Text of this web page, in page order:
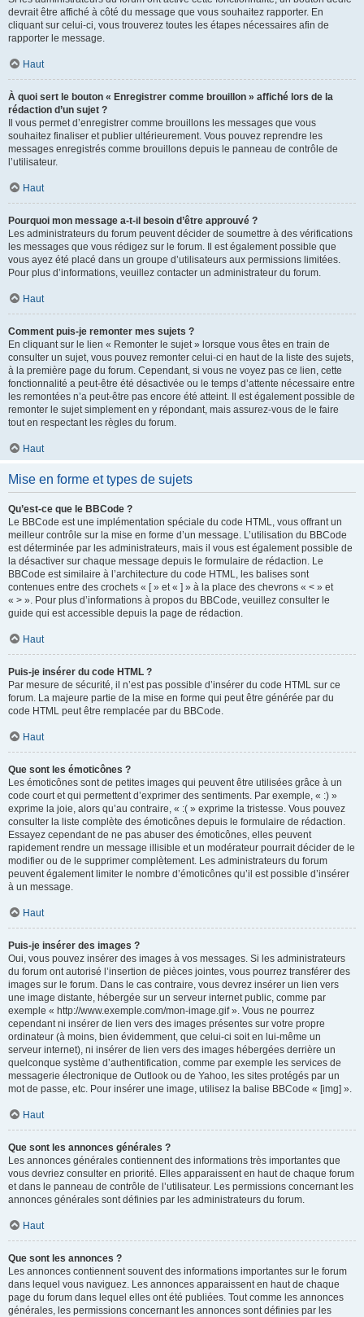
devrait être affiché à côté du message que vous souhaitez rapporter. En
cliquant sur celui-ci, vous trouverez toutes les étapes nécessaires afin de
rapporter le message.
Haut
À quoi sert le bouton « Enregistrer comme brouillon » affiché lors de la
rédaction d’un sujet ?
Il vous permet d’enregistrer comme brouillons les messages que vous
souhaitez finaliser et publier ultérieurement. Vous pouvez reprendre les
messages enregistrés comme brouillons depuis le panneau de contrôle de
l’utilisateur.
Haut
Pourquoi mon message a-t-il besoin d’être approuvé ?
Les administrateurs du forum peuvent décider de soumettre à des vérifications
les messages que vous rédigez sur le forum. Il est également possible que
vous ayez été placé dans un groupe d’utilisateurs aux permissions limitées.
Pour plus d’informations, veuillez contacter un administrateur du forum.
Haut
Comment puis-je remonter mes sujets ?
En cliquant sur le lien « Remonter le sujet » lorsque vous êtes en train de
consulter un sujet, vous pouvez remonter celui-ci en haut de la liste des sujets,
à la première page du forum. Cependant, si vous ne voyez pas ce lien, cette
fonctionnalité a peut-être été désactivée ou le temps d’attente nécessaire entre
les remontées n’a peut-être pas encore été atteint. Il est également possible de
remonter le sujet simplement en y répondant, mais assurez-vous de le faire
tout en respectant les règles du forum.
Haut
Mise en forme et types de sujets
Qu’est-ce que le BBCode ?
Le BBCode est une implémentation spéciale du code HTML, vous offrant un
meilleur contrôle sur la mise en forme d’un message. L’utilisation du BBCode
est déterminée par les administrateurs, mais il vous est également possible de
la désactiver sur chaque message depuis le formulaire de rédaction. Le
BBCode est similaire à l’architecture du code HTML, les balises sont
contenues entre des crochets « [ » et « ] » à la place des chevrons « < » et
« > ». Pour plus d’informations à propos du BBCode, veuillez consulter le
guide qui est accessible depuis la page de rédaction.
Haut
Puis-je insérer du code HTML ?
Par mesure de sécurité, il n’est pas possible d’insérer du code HTML sur ce
forum. La majeure partie de la mise en forme qui peut être générée par du
code HTML peut être remplacée par du BBCode.
Haut
Que sont les émoticônes ?
Les émoticônes sont de petites images qui peuvent être utilisées grâce à un
code court et qui permettent d’exprimer des sentiments. Par exemple, « :) »
exprime la joie, alors qu’au contraire, « :( » exprime la tristesse. Vous pouvez
consulter la liste complète des émoticônes depuis le formulaire de rédaction.
Essayez cependant de ne pas abuser des émoticônes, elles peuvent
rapidement rendre un message illisible et un modérateur pourrait décider de le
modifier ou de le supprimer complètement. Les administrateurs du forum
peuvent également limiter le nombre d’émoticônes qu’il est possible d’insérer
à un message.
Haut
Puis-je insérer des images ?
Oui, vous pouvez insérer des images à vos messages. Si les administrateurs
du forum ont autorisé l’insertion de pièces jointes, vous pourrez transférer des
images sur le forum. Dans le cas contraire, vous devrez insérer un lien vers
une image distante, hébergée sur un serveur internet public, comme par
exemple « http://www.exemple.com/mon-image.gif ». Vous ne pourrez
cependant ni insérer de lien vers des images présentes sur votre propre
ordinateur (à moins, bien évidemment, que celui-ci soit en lui-même un
serveur internet), ni insérer de lien vers des images hébergées derrière un
quelconque système d’authentification, comme par exemple les services de
messagerie électronique de Outlook ou de Yahoo, les sites protégés par un
mot de passe, etc. Pour insérer une image, utilisez la balise BBCode « [img] ».
Haut
Que sont les annonces générales ?
Les annonces générales contiennent des informations très importantes que
vous devriez consulter en priorité. Elles apparaissent en haut de chaque forum
et dans le panneau de contrôle de l’utilisateur. Les permissions concernant les
annonces générales sont définies par les administrateurs du forum.
Haut
Que sont les annonces ?
Les annonces contiennent souvent des informations importantes sur le forum
dans lequel vous naviguez. Les annonces apparaissent en haut de chaque
page du forum dans lequel elles ont été publiées. Tout comme les annonces
générales, les permissions concernant les annonces sont définies par les